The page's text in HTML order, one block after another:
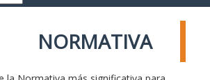
NORMATIVA